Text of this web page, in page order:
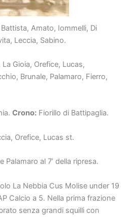
Battista, Amato, Iommelli, Di
Leccia, Sabino.
La Gioia, Orefice, Lucas,
Brunale, Palamaro, Fierro,
Crono: Fiorillo di Battipaglia.
Orefice, Lucas st.
Palamaro al 7’ della ripresa.
La Nebbia Cus Molise under 19
Calcio a 5. Nella prima frazione
senza grandi squilli con